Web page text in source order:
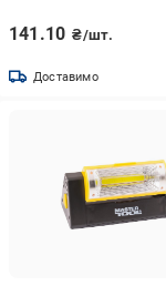
141.10 ₴/шт.
Доставимо